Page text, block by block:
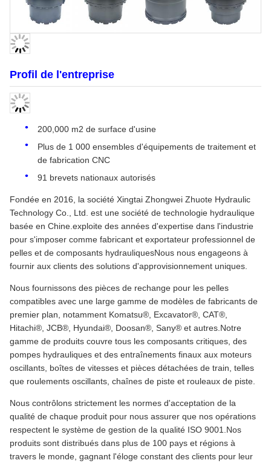
Profil de l'entreprise
200,000 m2 de surface d'usine
Plus de 1 000 ensembles d'équipements de traitement et
de fabrication CNC
91 brevets nationaux autorisés
Fondée en 2016, la société Xingtai Zhongwei Zhuote Hydraulic
Technology Co., Ltd. est une société de technologie hydraulique
basée en Chine.exploite des années d'expertise dans l'industrie
pour s'imposer comme fabricant et exportateur professionnel de
pelles et de composants hydrauliquesNous nous engageons à
fournir aux clients des solutions d'approvisionnement uniques.
Nous fournissons des pièces de rechange pour les pelles
compatibles avec une large gamme de modèles de fabricants de